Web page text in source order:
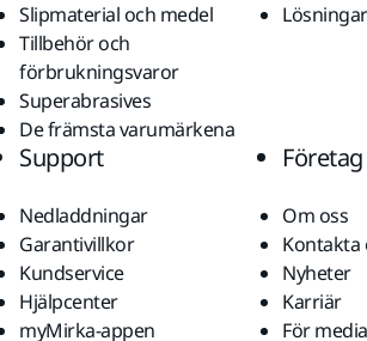
Slipmaterial och medel
Tillbehör och
förbrukningsvaror
Superabrasives
De främsta varumärkena
Lösningar
Support
Nedladdningar
Garantivillkor
Kundservice
Hjälpcenter
myMirka-appen
Företag
Om oss
Kontakta
Nyheter
Karriär
För media